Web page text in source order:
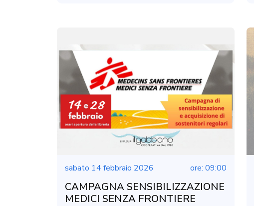
sabato 14 febbraio 2026 ore: 09:00
CAMPAGNA SENSIBILIZZAZIONE
MEDICI SENZA FRONTIERE